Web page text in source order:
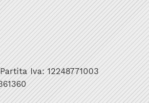
Iva: 12248771003